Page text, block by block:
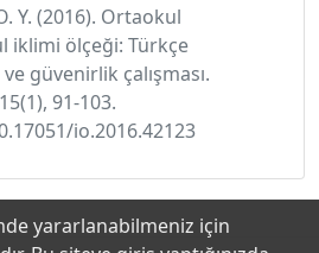
Y. (2016). Ortaokul
iklimi ölçeği: Türkçe
güvenirlik çalışması.
91-103.
io.2016.42123
yararlanabilmeniz için